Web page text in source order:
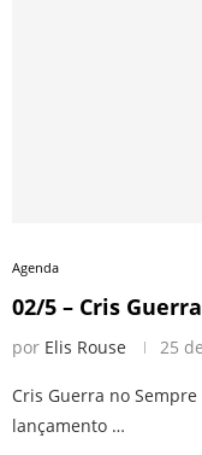
Agenda
02/5 – Cris
por Elis Rouse 25
Cris Guerra no
lançamento …